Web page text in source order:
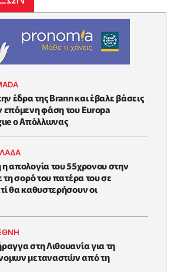
έδρα της Brann και έβαλε βάσεις
επόμενη φάση του Europa
ο Απόλλωνας
απολογία του 55χρονου στην
τη σορό του πατέρα του σε
θα καθυστερήσουν οι
στη Λιθουανία για τη
μεταναστών από τη